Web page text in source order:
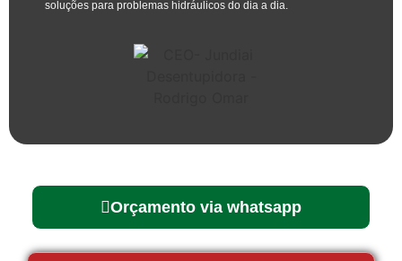
soluções para problemas hidráulicos do dia a dia.
Orçamento via whatsapp